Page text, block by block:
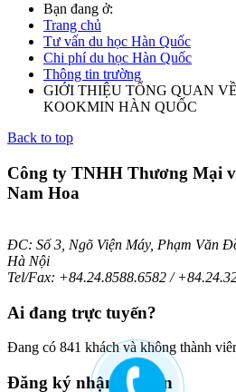
Bạn đang ở:
Trang chủ
Tư vấn du học Hàn Quốc
Chi phí du học Hàn Quốc
Thông tin trường
GIỚI THIỆU TỔNG QUAN
KOOKMIN HÀN QUỐC
Back to top
Công ty TNHH Thương Mại
Nam Hoa
ĐC: Số 3, Ngõ Viện Máy, Phạm Văn
Hà Nội
Tel/Fax: +84.24.8588.6582 /
Ai đang trực tuyến?
Đang có 841 khách và không thành
Đăng ký nhận bản tin